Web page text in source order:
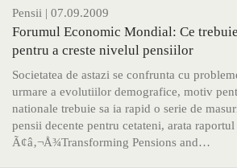
Pensii | 07.09.2009
Forumul Economic Mondial: Ce
pentru a creste nivelul pensiilor
Societatea de astazi se confrunta cu
urmare a evolutiilor demografice, motiv
nationale trebuie sa ia rapid o serie de
pensii decente pentru cetateni, arata raportul
Ã¢â‚¬Å¾Transforming Pensions and…